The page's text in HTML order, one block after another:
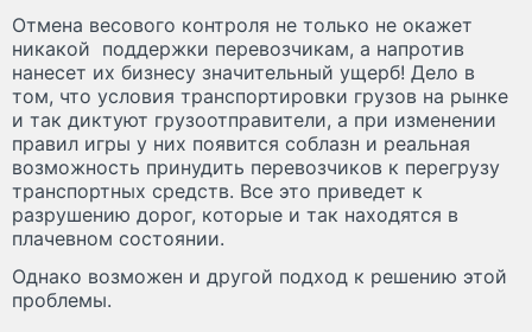
Отмена весового контроля не только не окажет
никакой поддержки перевозчикам, а напротив
нанесет их бизнесу значительный ущерб! Дело в
том, что условия транспортировки грузов на рынке
и так диктуют грузоотправители, а при изменении
правил игры у них появится соблазн и реальная
возможность принудить перевозчиков к перегрузу
транспортных средств. Все это приведет к
разрушению дорог, которые и так находятся в
плачевном состоянии.
Однако возможен и другой подход к решению этой
проблемы.